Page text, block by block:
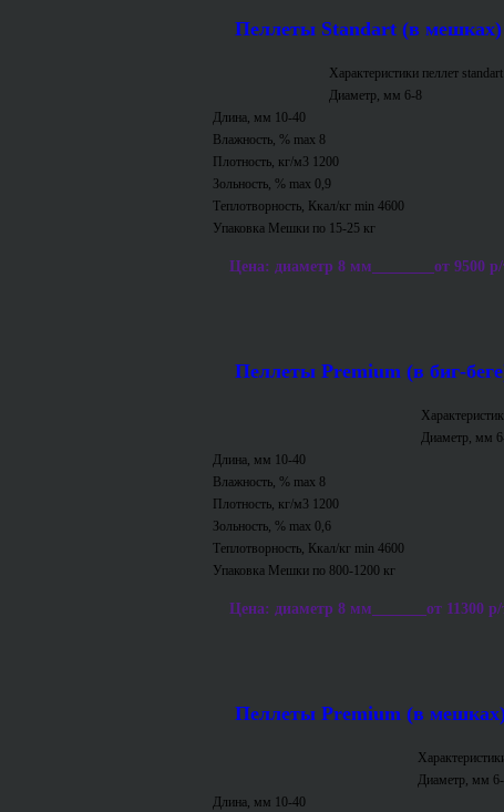
Пеллеты Standart (в мешках)
Характеристики пеллет standart
Диаметр, мм 6-8
Длина, мм 10-40
Влажность, % max 8
Плотность, кг/м3 1200
Зольность, % max 0,9
Теплотворность, Ккал/кг min 4600
Упаковка Мешки по 15-25 кг
Цена: диаметр 8 мм________от 9500
Пеллеты Premium (в биг-
Диаметр, мм
Длина, мм 10-40
Влажность, % max 8
Плотность, кг/м3 1200
Зольность, % max 0,6
Теплотворность, Ккал/кг min 4600
Упаковка Мешки по 800-1200 кг
Цена: диаметр 8 мм_______от 11300
Пеллеты Premium (в
Диаметр, мм
Длина, мм 10-40